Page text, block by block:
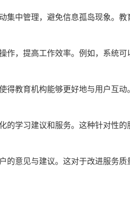
集中管理，避免信息孤岛现象。
作，提高工作效率。例如，系统
得教育机构能够更好地与用户互
的学习建议和服务。这种针对性
的意见与建议。这对于改进服务